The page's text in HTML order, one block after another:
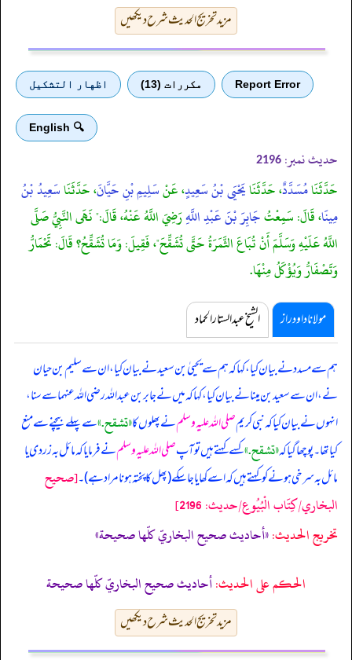
مزید تخریج الحدیث شرح دیکھیں
Report Error مكررات (13) اظهار التشكيل
🔍 English
حدیث نمبر: 2196
حَدَّثَنَامُسَدَّدٌ، حَدَّثَنَايَحْيَى بْنُ سَعِيدٍ، عَنْسَلِيمِ بْنِ حَيَّانَ، حَدَّثَنَاسَعِيدُ بْنُ
مِينَا، قَالَ: سَمِعْتُجَابِرَ بْنَ عَبْدِ اللَّهِرَضِيَ اللَّهُ عَنْهُ، قَالَ:" نَهَى النَّبِيُّ صَلَّى
اللَّهُ عَلَيْهِ وَسَلَّمَ أَنْ تُبَاعَ الثَّمَرَةُ حَتَّى تُشَقِّحَ"، فَقِيلَ: وَمَا تُشَقِّحُ؟ قَالَ: تَحْمَارُّ
وَتَصْفَارُّ وَيُؤْكَلُ مِنْهَا.
مولانا داود راز الشیخ عبدالستار الحماد
ہم سے مسدد نے بیان کیا، کہا کہ ہم سے یحییٰ بن سعید نے بیان کیا، ان سے سلیم بن حیان
نے، ان سے سعید بن مینا نے بیان کیا، کہا کہ میں نے جابر بن عبداللہ رضی اللہ عنہما سے سنا،
انہوں نے بیان کیا کہنبی کریمصلی اللہ علیہ وسلمنے پھلوں کا«تشقح‏.‏»سے پہلے بیچنے سے منع
کیا تھا۔ پوچھا گیا کہ«تشقح‏.‏»کسے کہتے ہیں تو آپصلی اللہ علیہ وسلمنے فرمایا کہ مائل بہ زردی یا
مائل بہ سرخی ہونے کو کہتے ہیں کہ اسے کھایا جا سکے (پھل کا پختہ ہونا مراد ہے)۔[صحيح
البخاري/كِتَاب الْبُيُوعِ/حدیث: 2196]
تخریج الحدیث:«أحاديث صحيح البخاريّ كلّها صحيحة»
الحكم على الحديث:أحاديث صحيح البخاريّ كلّها صحيحة
مزید تخریج الحدیث شرح دیکھیں